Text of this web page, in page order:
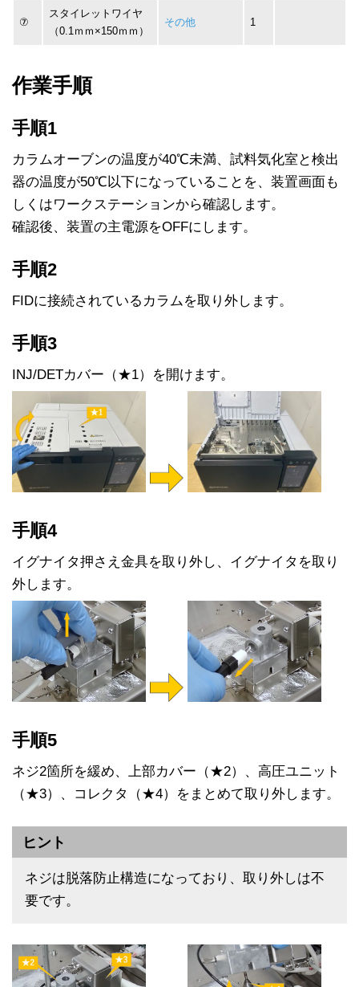
⑦
スタイレットワイヤ
（0.1ｍｍ×150ｍｍ）
その他 1
作業手順
手順1
カラムオーブンの温度が40℃未満、試料気化室と検出
器の温度が50℃以下になっていることを、装置画面も
しくはワークステーションから確認します。
確認後、装置の主電源をOFFにします。
手順2
FIDに接続されているカラムを取り外します。
手順3
INJ/DETカバー（★1）を開けます。
手順4
イグナイタ押さえ金具を取り外し、イグナイタを取り
外します。
手順5
ネジ2箇所を緩め、上部カバー（★2）、高圧ユニット
（★3）、コレクタ（★4）をまとめて取り外します。
ヒント
ネジは脱落防止構造になっており、取り外しは不
要です。